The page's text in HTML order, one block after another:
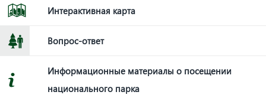
Интерактивная карта
Вопрос-ответ
Информационные материалы о посещении
национального парка